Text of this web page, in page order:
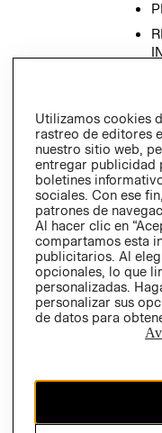
Utilizamos cookies
rastreo de editores
nuestro sitio web,
entregar publicidad
boletines
sociales. Con ese
patrones de
Al hacer clic en
compartamos esta
publicitarios. Al
opcionales, lo que
personalizadas.
personalizar sus
de datos para